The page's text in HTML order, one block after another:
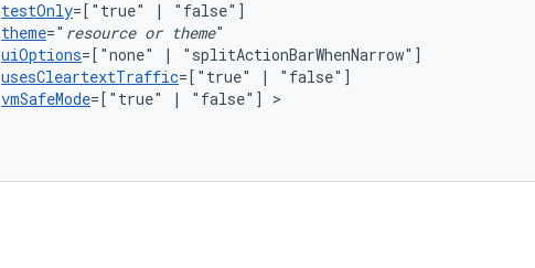
testOnly=["true" |
theme=" resource or theme
uiOptions=["none" |
usesCleartextTraffic=["true" |
vmSafeMode=["true" | "false"]